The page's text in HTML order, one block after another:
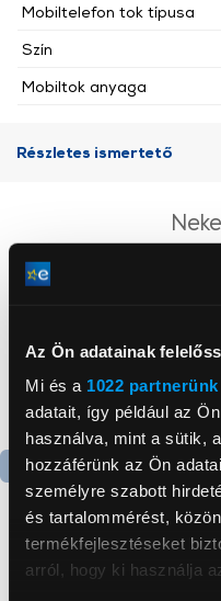
Az Ön adatainak
Mi és a 1022 partnerünk
adatait, így például az
használva, mint a sütik,
hozzáférünk az Ön
személyre szabott
és tartalommérést,
termékfejlesztéseket
arról, hogy ki használja
Mobiltelefon tok típusa
Szín
Mobiltok anyaga
Részletes ismertető
Termék adatlap
Gorenje NRS8182KX